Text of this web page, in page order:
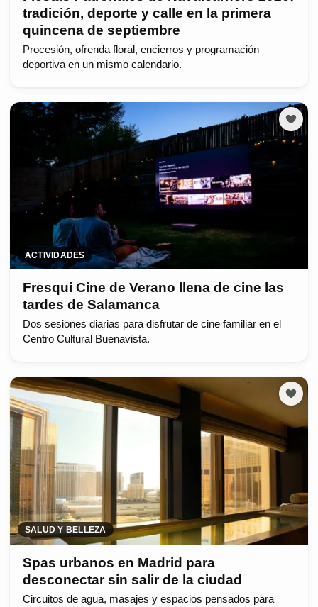
tradición, deporte y calle en la primera
quincena de septiembre
Procesión, ofrenda floral, encierros y programación
deportiva en un mismo calendario.
ACTIVIDADES
Fresqui Cine de Verano llena de cine las
tardes de Salamanca
Dos sesiones diarias para disfrutar de cine familiar en el
Centro Cultural Buenavista.
SALUD Y BELLEZA
Spas urbanos en Madrid para
desconectar sin salir de la ciudad
Circuitos de agua, masajes y espacios pensados para